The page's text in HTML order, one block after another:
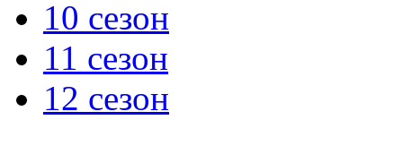
10 сезон
11 сезон
12 сезон